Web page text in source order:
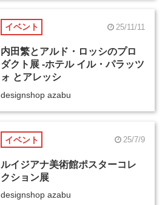
イベント 25/11/11
内田繁とアルド・ロッシのプロ
ダクト展 -ホテル イル・パラッツ
ォ とアレッシ
designshop azabu
イベント 25/7/9
ルイジアナ美術館ポスターコレ
クション展
designshop azabu